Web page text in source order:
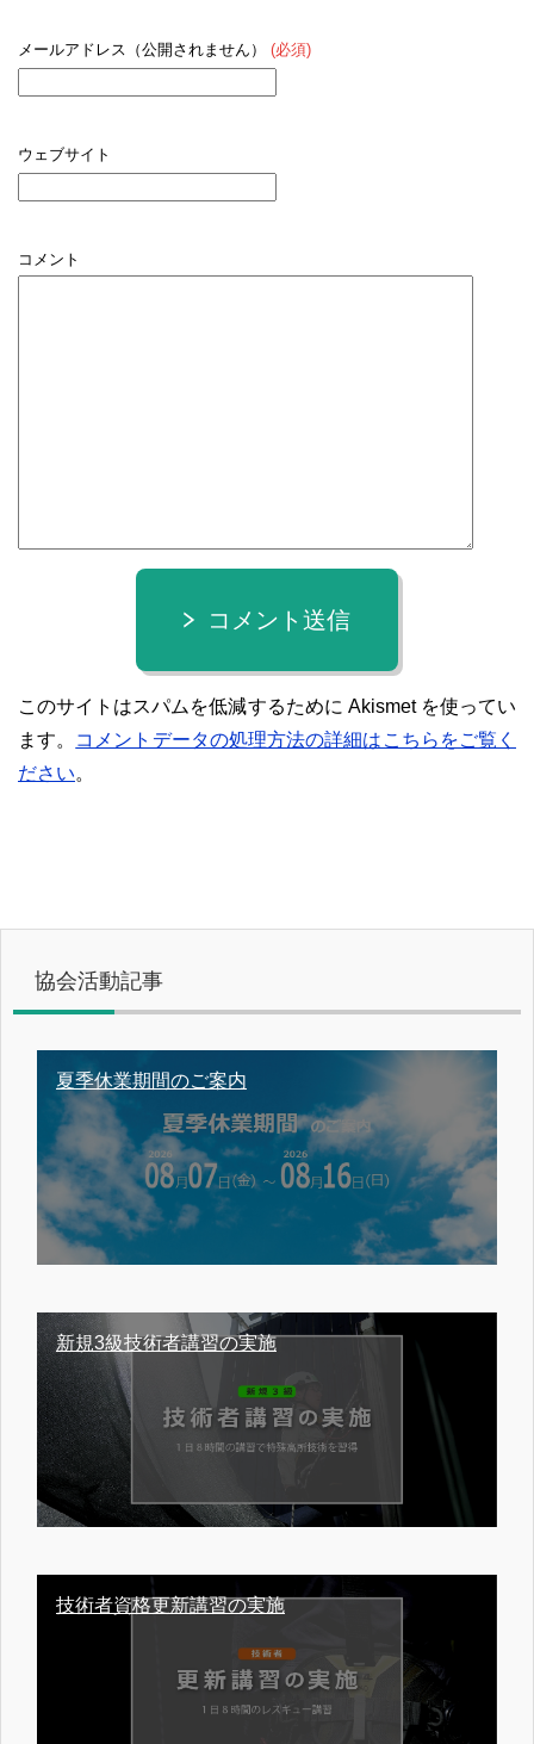
メールアドレス（公開されません） (必須)
ウェブサイト
コメント
コメント送信
このサイトはスパムを低減するために Akismet を使ってい
ます。
コメントデータの処理方法の詳細はこちらをご覧く
ださい。
協会活動記事
夏季休業期間のご案内
新規3級技術者講習の実施
技術者資格更新講習の実施